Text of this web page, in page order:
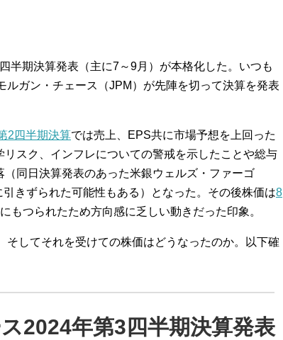
半期決算発表（主に7～9月）が本格化した。いつも
ガン・チェース（JPM）が先陣を切って決算を発表
2四半期決算では売上、EPS共に市場予想を上回った
スク、インフレについての警戒を示したことや総与
同日決算発表のあった米銀ウェルズ・ファーゴ
きずられた可能性もある）となった。その後株価は8
もつられたため方向感に乏しい動きだった印象。
してそれを受けての株価はどうなったのか。以下確
2024年第3四半期決算発表